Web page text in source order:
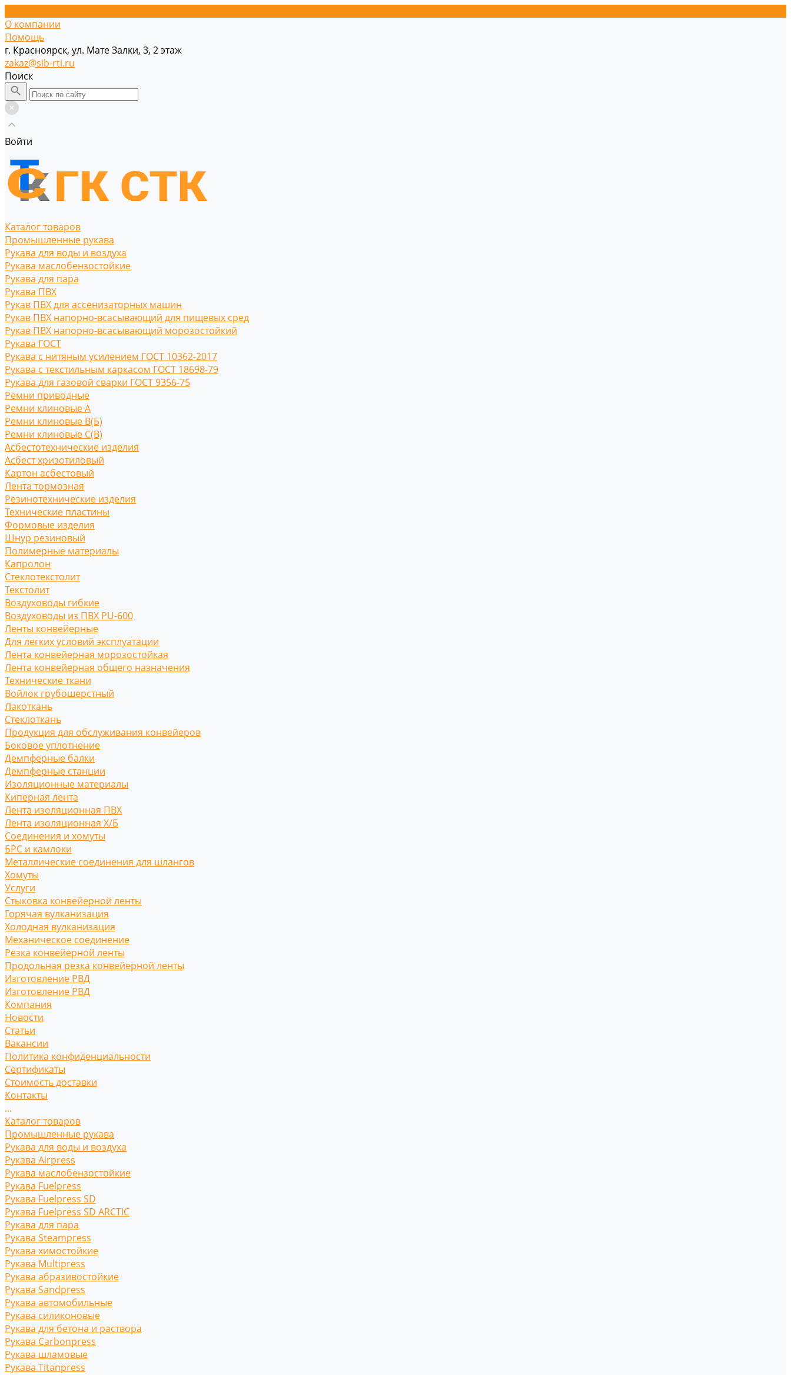
О компании
Помощь
г. Красноярск, ул. Мате Залки, 3, 2 этаж
zakaz@sib-rti.ru
Поиск
Войти
Каталог товаров
Промышленные рукава
Рукава для воды и воздуха
Рукава маслобензостойкие
Рукава для пара
Рукава ПВХ
Рукав ПВХ для ассенизаторных машин
Рукав ПВХ напорно-всасывающий для пищевых сред
Рукав ПВХ напорно-всасывающий морозостойкий
Рукава ГОСТ
Рукава с нитяным усилением ГОСТ 10362-2017
Рукава с текстильным каркасом ГОСТ 18698-79
Рукава для газовой сварки ГОСТ 9356-75
Ремни приводные
Ремни клиновые A
Ремни клиновые В(Б)
Ремни клиновые С(B)
Асбестотехнические изделия
Асбест хризотиловый
Картон асбестовый
Лента тормозная
Резинотехнические изделия
Технические пластины
Формовые изделия
Шнур резиновый
Полимерные материалы
Капролон
Стеклотекстолит
Текстолит
Воздуховоды гибкие
Воздуховоды из ПВХ PU-600
Ленты конвейерные
Для легких условий эксплуатации
Лента конвейерная морозостойкая
Лента конвейерная общего назначения
Технические ткани
Войлок грубошерстный
Лакоткань
Стеклоткань
Продукция для обслуживания конвейеров
Боковое уплотнение
Демпферные балки
Демпферные станции
Изоляционные материалы
Киперная лента
Лента изоляционная ПВХ
Лента изоляционная Х/Б
Соединения и хомуты
БРС и камлоки
Металлические соединения для шлангов
Хомуты
Услуги
Стыковка конвейерной ленты
Горячая вулканизация
Холодная вулканизация
Механическое соединение
Резка конвейерной ленты
Продольная резка конвейерной ленты
Изготовление РВД
Изготовление РВД
Компания
Новости
Статьи
Вакансии
Политика конфиденциальности
Сертификаты
Стоимость доставки
Контакты
...
Каталог товаров
Промышленные рукава
Рукава для воды и воздуха
Рукава Airpress
Рукава маслобензостойкие
Рукава Fuelpress
Рукава Fuelpress SD
Рукава Fuelpress SD ARCTIC
Рукава для пара
Рукава Steampress
Рукава химостойкие
Рукава Multipress
Рукава абразивостойкие
Рукава Sandpress
Рукава автомобильные
Рукава силиконовые
Рукава для бетона и раствора
Рукава Carbonpress
Рукава шламовые
Рукава Titanpress